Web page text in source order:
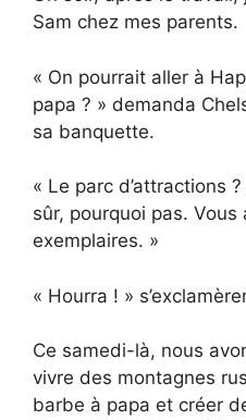
Sam chez mes parents.
« On pourrait aller à
papa ? » demanda
sa banquette.
« Le parc d’attractions
sûr, pourquoi pas. Vous
exemplaires. »
« Hourra ! »
Ce samedi-là, nous
vivre des montagnes
barbe à papa et créer